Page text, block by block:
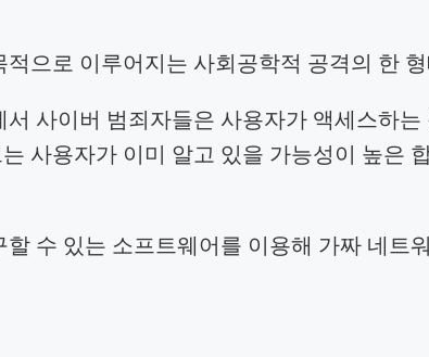
으로 이루어지는 사회공학적 공격의 한
사이버 범죄자들은 사용자가 액세스하
사용자가 이미 알고 있을 가능성이 높은
수 있는 소프트웨어를 이용해 가짜 네트